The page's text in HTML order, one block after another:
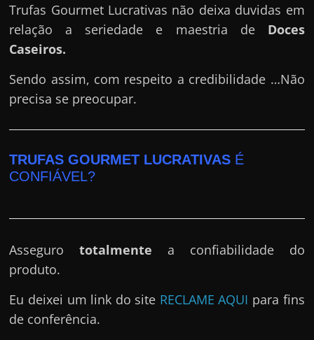
Trufas Gourmet Lucrativas não deixa duvidas em
relação a seriedade e maestria de Doces
Caseiros.
Sendo assim, com respeito a credibilidade …Não
precisa se preocupar.
TRUFAS GOURMET LUCRATIVAS É
CONFIÁVEL?
Assegurototalmente a confiabilidade do
produto.
Eu deixei um link do site RECLAME AQUI para fins
de conferência.